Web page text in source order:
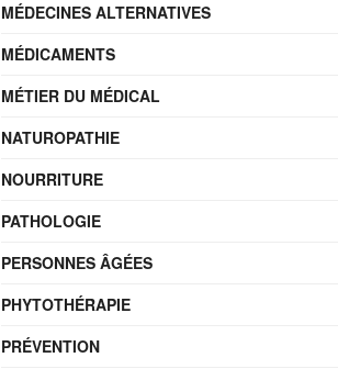
MÉDECINES ALTERNATIVES
MÉDICAMENTS
MÉTIER DU MÉDICAL
NATUROPATHIE
NOURRITURE
PATHOLOGIE
PERSONNES ÂGÉES
PHYTOTHÉRAPIE
PRÉVENTION